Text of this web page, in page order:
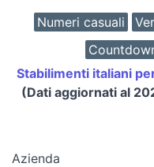
Numeri casuali
Stabilimenti italiani
(Dati aggiornati al
Azienda